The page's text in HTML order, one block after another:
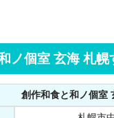
ノ個室 玄海 札
創作和食と和ノ個室